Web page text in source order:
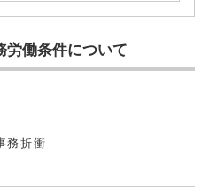
労働条件について
務折衝